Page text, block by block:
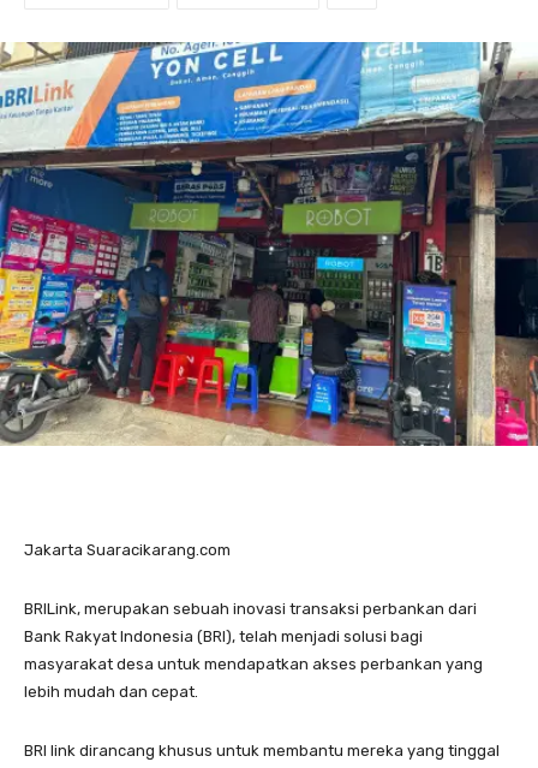
Jakarta Suaracikarang.com
BRILink, merupakan sebuah inovasi transaksi perbankan dari
Bank Rakyat Indonesia (BRI), telah menjadi solusi bagi
masyarakat desa untuk mendapatkan akses perbankan yang
lebih mudah dan cepat.
BRI link dirancang khusus untuk membantu mereka yang tinggal